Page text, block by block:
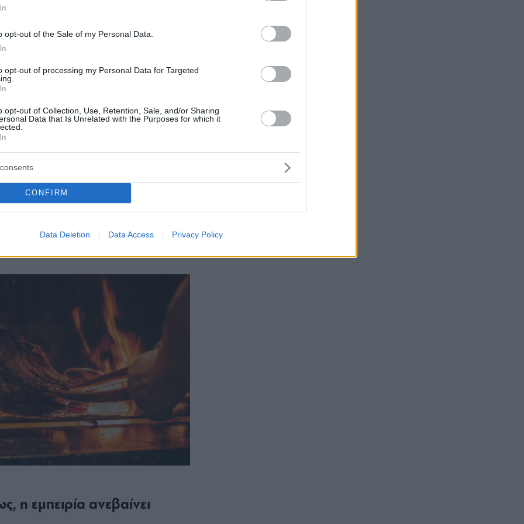
opt-out of the Sale of my Personal Data.
opt-out of processing my Personal Data for Targeted
opt-out of Collection, Use, Retention, Sale, and/or Sharing
Data that Is Unrelated with the Purposes for which it
CONFIRM
Data Deletion Data Access Privacy Policy
επιμεληθεί ένα μενού που
Rib Eye Uru Black Angus,
γάλακτος, κοτόπουλο
λουκάνικα και street food
Κάθε Σάββατο, μέχρι και τις
μια μικρή απόδραση από την
αυθεντικές γεύσεις
η εμπειρία ανεβαίνει